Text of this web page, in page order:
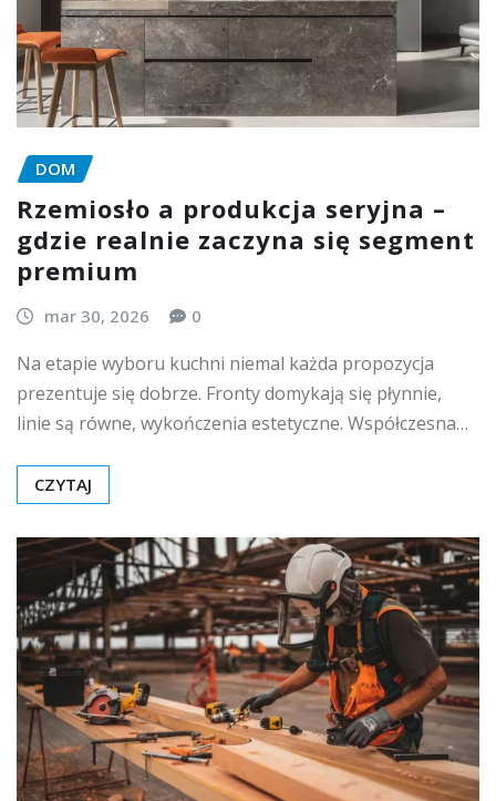
DOM
Rzemiosło a produkcja seryjna –
gdzie realnie zaczyna się segment
premium
mar 30, 2026 0
Na etapie wyboru kuchni niemal każda propozycja
prezentuje się dobrze. Fronty domykają się płynnie,
linie są równe, wykończenia estetyczne. Współczesna…
CZYTAJ